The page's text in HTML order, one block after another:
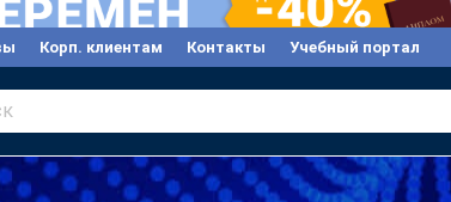
Корп. клиентам Контакты Учебный портал